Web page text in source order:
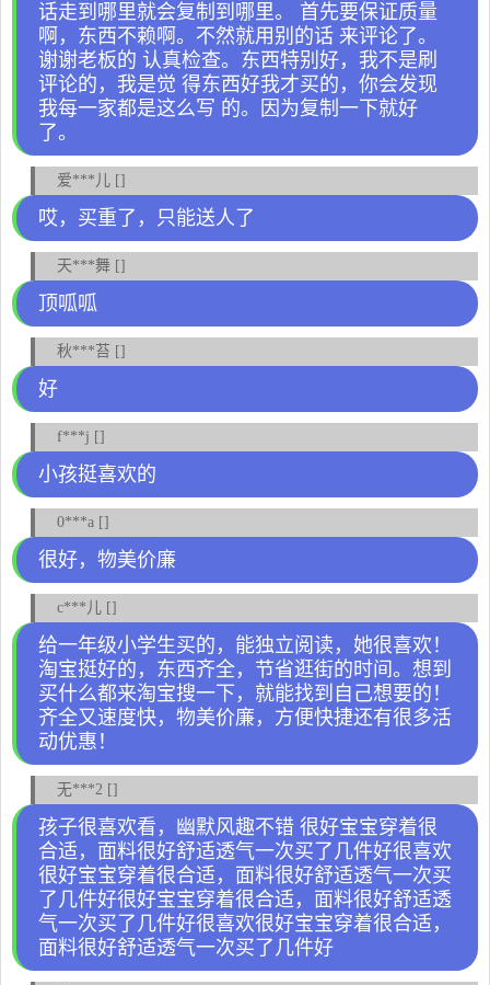
话走到哪里就会复制到哪里。 首先要保证质量
啊，东西不赖啊。不然就用别的话 来评论了。
谢谢老板的 认真检查。东西特别好，我不是刷
评论的，我是觉 得东西好我才买的，你会发现
我每一家都是这么写 的。因为复制一下就好
了。
爱***儿 []
哎，买重了，只能送人了
天***舞 []
顶呱呱
秋***苔 []
好
f***j []
小孩挺喜欢的
0***a []
很好，物美价廉
c***儿 []
给一年级小学生买的，能独立阅读，她很喜欢！
淘宝挺好的，东西齐全，节省逛街的时间。想到
买什么都来淘宝搜一下，就能找到自己想要的！
齐全又速度快，物美价廉，方便快捷还有很多活
动优惠！
无***2 []
孩子很喜欢看，幽默风趣不错 很好宝宝穿着很
合适，面料很好舒适透气一次买了几件好很喜欢
很好宝宝穿着很合适，面料很好舒适透气一次买
了几件好很好宝宝穿着很合适，面料很好舒适透
气一次买了几件好很喜欢很好宝宝穿着很合适，
面料很好舒适透气一次买了几件好